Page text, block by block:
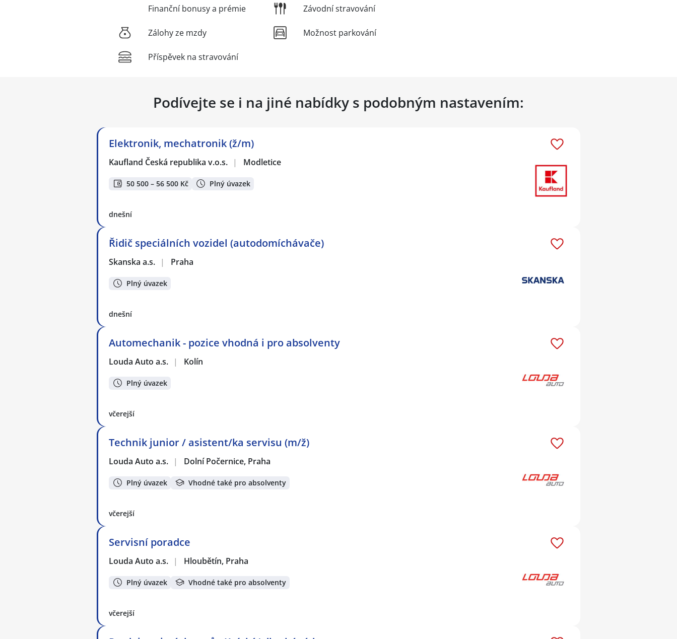
Finanční bonusy a prémie
Zálohy ze mzdy
Příspěvek na stravování
Závodní stravování
Možnost parkování
Podívejte se i na jiné nabídky s podobným nastavením:
Elektronik, mechatronik (ž/m)
Kaufland Česká republika v.o.s. | Modletice
50 500 – 56 500 Kč Plný úvazek
dnešní
Řidič speciálních vozidel (autodomíchávače)
Skanska a.s. | Praha
Plný úvazek
dnešní
Automechanik - pozice vhodná i pro absolventy
Louda Auto a.s. | Kolín
Plný úvazek
včerejší
Technik junior / asistent/ka servisu (m/ž)
Louda Auto a.s. | Dolní Počernice, Praha
Plný úvazek Vhodné také pro absolventy
včerejší
Servisní poradce
Louda Auto a.s. | Hloubětín, Praha
Plný úvazek Vhodné také pro absolventy
včerejší